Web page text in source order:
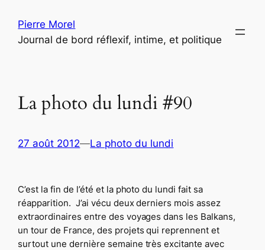
contenu
Pierre Morel
Journal de bord réflexif, intime, et politique
La photo du lundi #90
27 août 2012—La photo du lundi
C’est la fin de l’été et la photo du lundi fait sa
réapparition. J’ai vécu deux derniers mois assez
extraordinaires entre des voyages dans les Balkans,
un tour de France, des projets qui reprennent et
surtout une dernière semaine très excitante avec